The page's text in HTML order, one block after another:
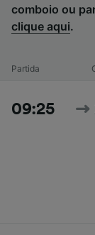
comboio ou
clique aqui.
Partida
09:25